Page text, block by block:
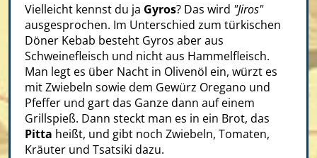
Vielleicht kennst du ja Gyros? Das wird "Jiros"
ausgesprochen. Im Unterschied zum türkischen
Döner Kebab besteht Gyros aber aus
Schweinefleisch und nicht aus Hammelfleisch.
Man legt es über Nacht in Olivenöl ein, würzt es
mit Zwiebeln sowie dem Gewürz Oregano und
Pfeffer und gart das Ganze dann auf einem
Grillspieß. Dann steckt man es in ein Brot, das
Pitta heißt, und gibt noch Zwiebeln, Tomaten,
Kräuter und Tsatsiki dazu.